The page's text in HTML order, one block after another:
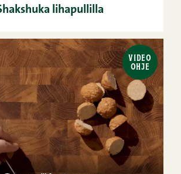
lihapullilla
VIDEO
OHJE